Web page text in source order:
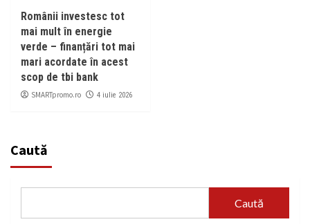
Românii investesc tot
mai mult în energie
verde – finanțări tot mai
mari acordate în acest
scop de tbi bank
SMARTpromo.ro 4 iulie 2026
Caută
Caută